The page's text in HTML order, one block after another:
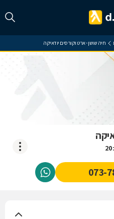
חיה שושן - ארט וקורסים יודאיקה
073-